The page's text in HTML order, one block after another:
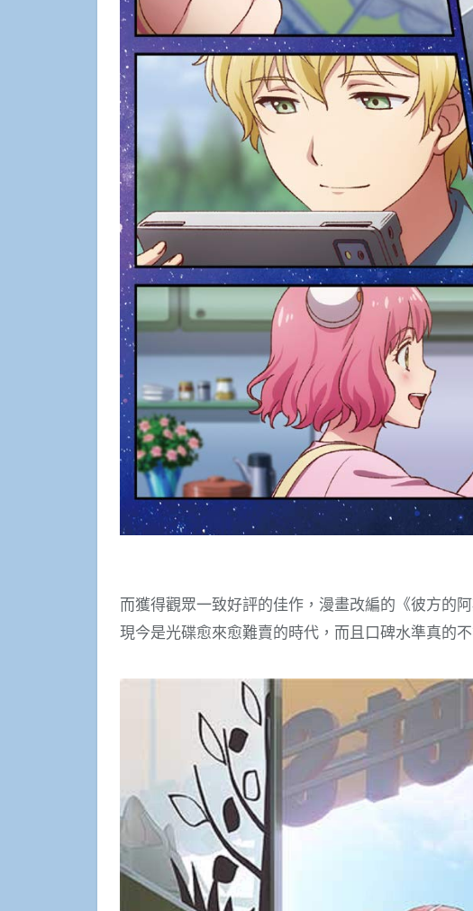
而獲得觀眾一致好評的佳作，漫畫改編的《彼方的
現今是光碟愈來愈難賣的時代，而且口碑水準真的